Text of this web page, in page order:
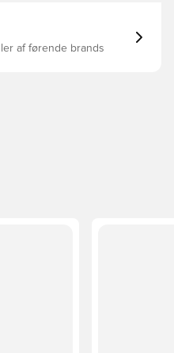
af førende brands